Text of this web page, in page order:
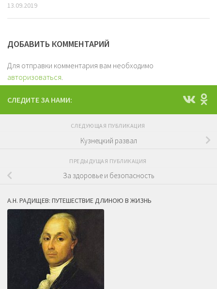
13.09.2019
ДОБАВИТЬ КОММЕНТАРИЙ
Для отправки комментария вам необходимо
авторизоваться
СЛЕДИТЕ ЗА НАМИ:
СЛЕДУЮЩАЯ ПУБЛИКАЦИЯ
Кузнецкий развал
ПРЕДЫДУЩАЯ ПУБЛИКАЦИЯ
За здоровье и безопасность
А.Н. РАДИЩЕВ: ПУТЕШЕСТВИЕ ДЛИНОЮ В ЖИЗНЬ